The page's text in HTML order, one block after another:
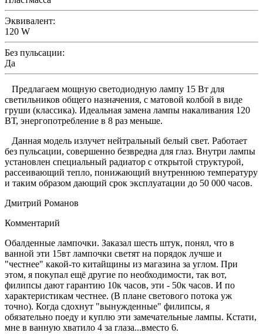
Эквивалент:
120 W
Без пульсации:
Да
Предлагаем мощную светодиодную лампу 15 Вт для
светильников общего назначения, с матовой колбой в виде
груши (классика). Идеальная замена лампы накаливания 120
ВТ, энергопотребление в 8 раз меньше.
Данная модель излучет нейтральный белый свет. Работает
без пульсации, совершенно безвредна для глаз. Внутри лампы
установлен специальный радиатор с открытой структурой,
рассеивающий тепло, понижающий внутреннюю температуру
и таким образом дающий срок эксплуатации до 50 000 часов.
Дмитрий Романов
Комментарий
Обалденные лампочки. Заказал шесть штук, понял, что в
ванной эти 15вт лампочки светят на порядок лучше и
"честнее" какой-то китайщины из магазина за углом. При
этом, я покупал ещё другие по необходимости, так вот,
филипсы дают гарантию 10к часов, эти - 50к часов. И по
характеристикам честнее. (В плане светового потока уж
точно). Когда сдохнут "вынужденные" филипсы, я
обязательно поеду и куплю эти замечательные лампы. Кстати,
мне в ванную хватило 4 за глаза...вместо 6.